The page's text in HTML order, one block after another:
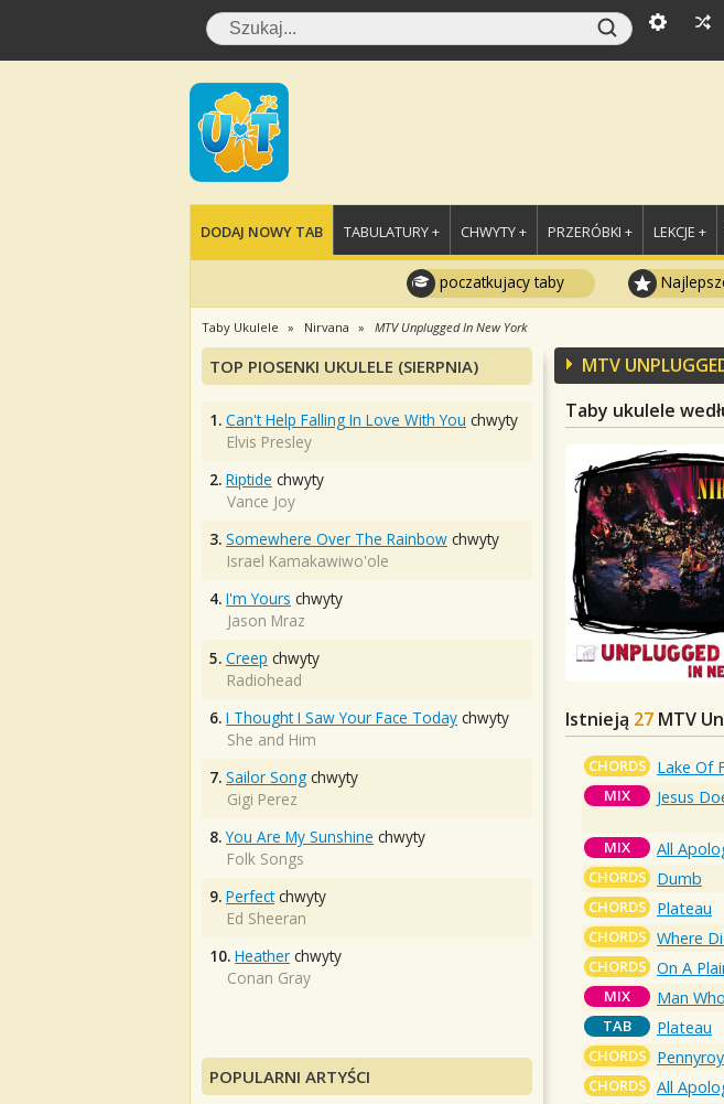
DODAJ NOWY TAB TABULATURY + CHWYTY + PRZERÓBKI + LEKCJE +
poczatkujacy taby Najlepsze
Taby Ukulele Nirvana MTV Unplugged In New York
MTV
Taby ukulele
Istnieją 27 MTV
CHORDS Lake Of
MIX Jesus
MIX All
CHORDS Dumb
CHORDS Plateau
CHORDS Where
CHORDS On A
MIX Man
TAB Plateau
CHORDS
CHORDS All
TOP PIOSENKI UKULELE (SIERPNIA)
1. Can't Help Falling In Love With You chwyty
Elvis Presley
2. Riptide chwyty
Vance Joy
3. Somewhere Over The Rainbow chwyty
Israel Kamakawiwo'ole
4. I'm Yours chwyty
Jason Mraz
5. Creep chwyty
Radiohead
6. I Thought I Saw Your Face Today chwyty
She and Him
7. Sailor Song chwyty
Gigi Perez
8. You Are My Sunshine chwyty
Folk Songs
9. Perfectchwyty
Ed Sheeran
10. Heather chwyty
Conan Gray
POPULARNI ARTYŚCI